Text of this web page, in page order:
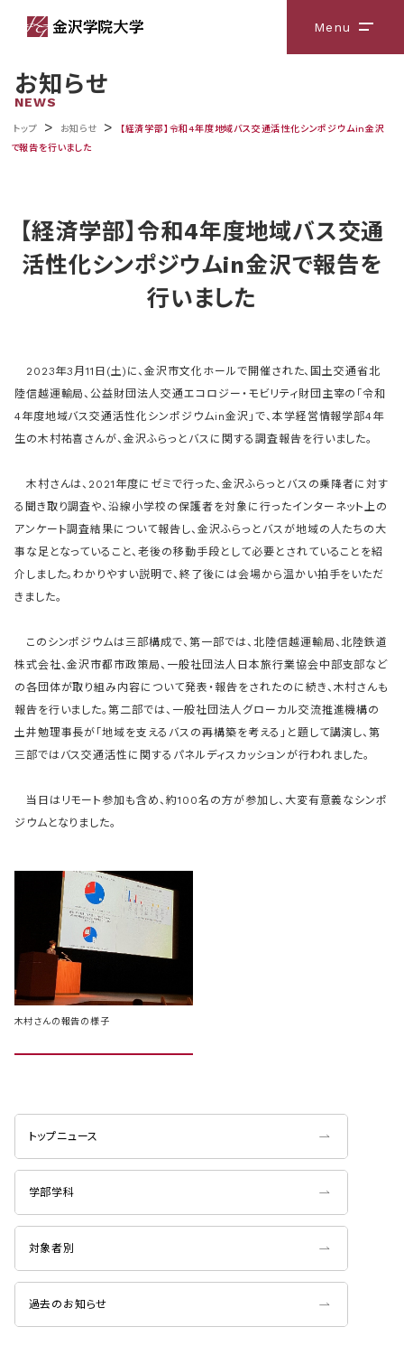
Menu メニ
お知らせ
NEWS
トップ > お知らせ >
【経済学部】令和4年度地域バス交通活性化シンポジウムin金沢
で報告を行いました
【経済学部】令和4年度地域バス交通
活性化シンポジウムin金沢で報告を
行いました
2023年3月11日(土)に、金沢市文化ホールで開催された、国土交通省北
陸信越運輸局、公益財団法人交通エコロジー・モビリティ財団主宰の「令和
4年度地域バス交通活性化シンポジウムin金沢」で、本学経営情報学部4年
生の木村祐喜さんが、金沢ふらっとバスに関する調査報告を行いました。
木村さんは、2021年度にゼミで行った、金沢ふらっとバスの乗降者に対す
る聞き取り調査や、沿線小学校の保護者を対象に行ったインターネット上の
アンケート調査結果について報告し、金沢ふらっとバスが地域の人たちの大
事な足となっていること、老後の移動手段として必要とされていることを紹
介しました。わかりやすい説明で、終了後には会場から温かい拍手をいただ
きました。
このシンポジウムは三部構成で、第一部では、北陸信越運輸局、北陸鉄道
株式会社、金沢市都市政策局、一般社団法人日本旅行業協会中部支部など
の各団体が取り組み内容について発表・報告をされたのに続き、木村さんも
報告を行いました。第二部では、一般社団法人グローカル交流推進機構の
土井勉理事長が「地域を支えるバスの再構築を考える」と題して講演し、第
三部ではバス交通活性に関するパネルディスカッションが行われました。
当日はリモート参加も含め、約100名の方が参加し、大変有意義なシンポ
ジウムとなりました。
木村さんの報告の様子
トップニュース
学部学科
対象者別
過去のお知らせ